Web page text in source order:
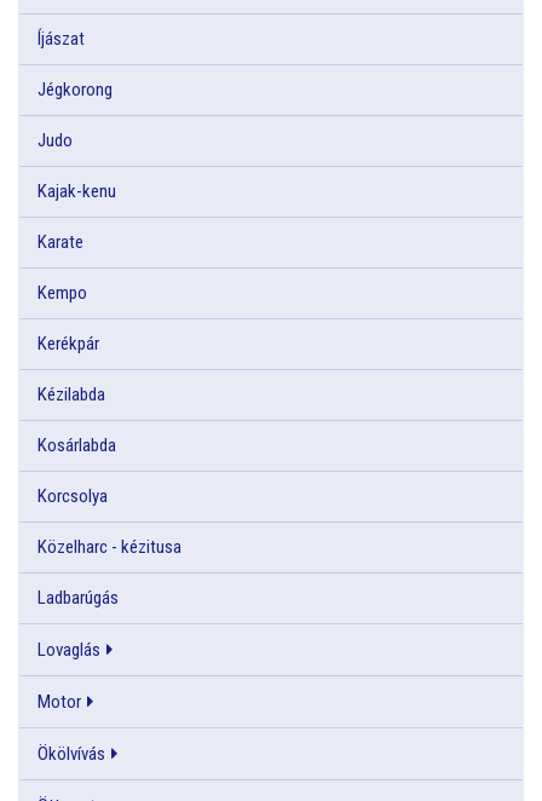
Íjászat
Jégkorong
Judo
Kajak-kenu
Karate
Kempo
Kerékpár
Kézilabda
Kosárlabda
Korcsolya
Közelharc - kézitusa
Ladbarúgás
Lovaglás
Motor
Ökölvívás